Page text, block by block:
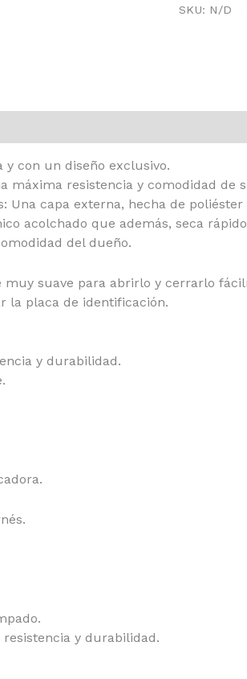
SKU: N/D
y con un diseño exclusivo.
máxima resistencia y comodidad de
Una capa externa, hecha de
acolchado que además, seca
del dueño.
suave para abrirlo y cerrarlo
la placa de identificación.
y durabilidad.
y durabilidad.